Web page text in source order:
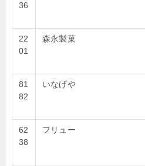
36
22
01
森永製菓
81
82
いなげや
62
38
フリュー